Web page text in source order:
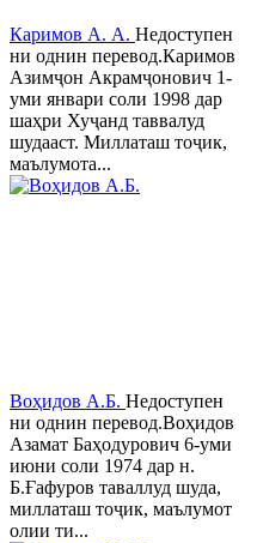
Каримов А. А. Недоступен
ни однин перевод.Каримов
Азимҷон Акрамҷонович 1-
уми январи соли 1998 дар
шаҳри Хуҷанд таввалуд
шудааст. Миллаташ тоҷик,
маълумота...
Воҳидов А.Б. Недоступен
ни однин перевод.Воҳидов
Азамат Баҳодурович 6-уми
июни соли 1974 дар н.
Б.Ғафуров таваллуд шуда,
миллаташ тоҷик, маълумот
олии ти...